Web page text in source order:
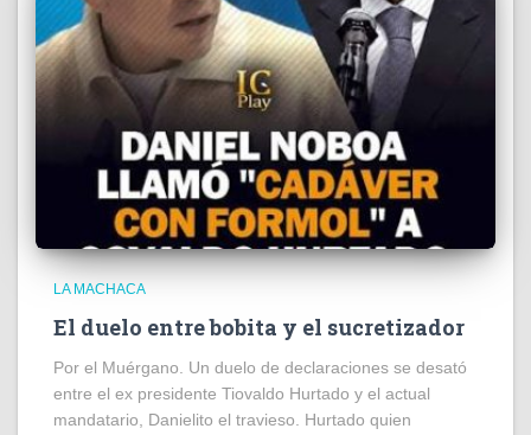
LA MACHACA
El duelo entre bobita y el sucretizador
Por el Muérgano. Un duelo de declaraciones se desató
entre el ex presidente Tiovaldo Hurtado y el actual
mandatario, Danielito el travieso. Hurtado quien